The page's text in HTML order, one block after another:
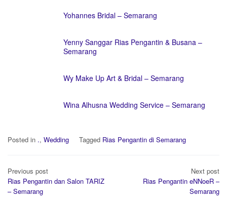
Yohannes Bridal – Semarang
Yenny Sanggar Rias Pengantin & Busana –
Semarang
Wy Make Up Art & Bridal – Semarang
Wina Alhusna Wedding Service – Semarang
Posted in ., Wedding Tagged Rias Pengantin di Semarang
Post
navigation
Previous post
Rias Pengantin dan Salon TARIZ
– Semarang
Next post
Rias Pengantin eNNoeR –
Semarang